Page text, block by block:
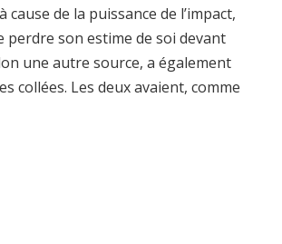
cause de la puissance de l’impact,
perdre son estime de soi devant
une autre source, a également
collées. Les deux avaient, comme